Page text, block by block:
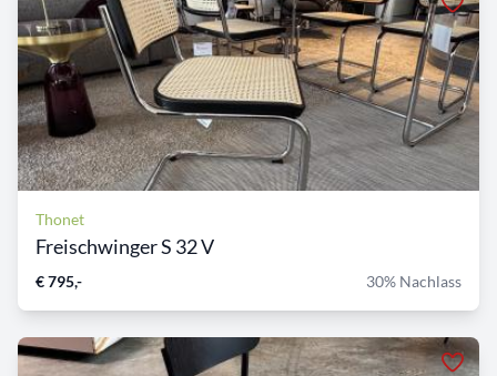
Thonet
Freischwinger S 32 V
€ 795,- 30% Nachlass